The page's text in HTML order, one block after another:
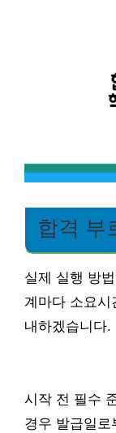
합격 부
실제 실행 방
계마다 소요시
내하겠습니다.
시작 전 필수
경우 발급일로